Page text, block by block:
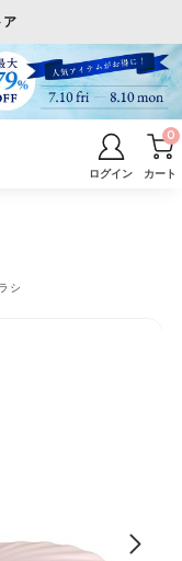
ア
ログイン カート
0
シ